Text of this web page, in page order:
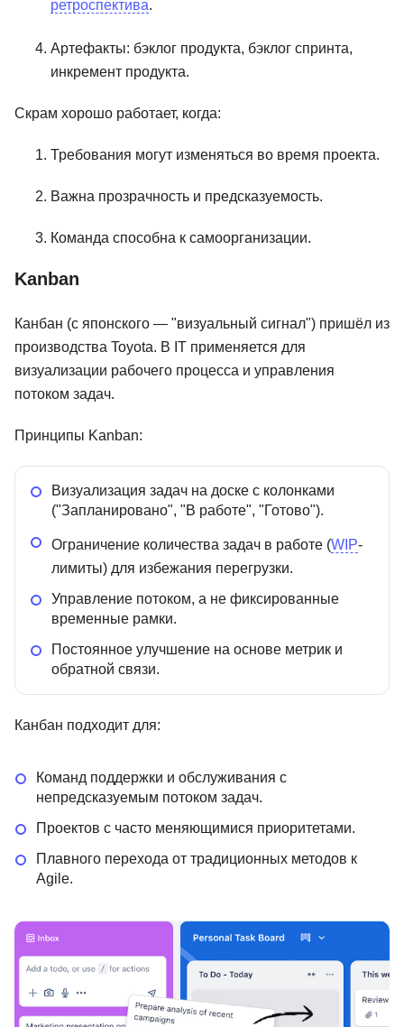
ретроспектива.
Артефакты: бэклог продукта, бэклог спринта,
инкремент продукта.
Скрам хорошо работает, когда:
Требования могут изменяться во время проекта.
Важна прозрачность и предсказуемость.
Команда способна к самоорганизации.
Kanban
Канбан (с японского — "визуальный сигнал") пришёл из
производства Toyota. В IT применяется для
визуализации рабочего процесса и управления
потоком задач.
Принципы Kanban:
Визуализация задач на доске с колонками
("Запланировано", "В работе", "Готово").
Ограничение количества задач в работе (WIP-
лимиты) для избежания перегрузки.
Управление потоком, а не фиксированные
временные рамки.
Постоянное улучшение на основе метрик и
обратной связи.
Канбан подходит для:
Команд поддержки и обслуживания с
непредсказуемым потоком задач.
Проектов с часто меняющимися приоритетами.
Плавного перехода от традиционных методов к
Agile.
51
Подробнее
SF Education
от 3 332 ₽ Подробнее от 8 166 ₽